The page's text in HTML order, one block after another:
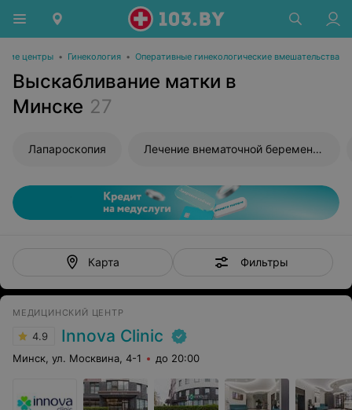
центры • Гинекология • Оперативные гинекологические вмешательства
Выскабливание матки в
Минске 27
Лапароскопия Лечение внематочной беременности
Карта Фильтры
МЕДИЦИНСКИЙ ЦЕНТР
4.9 Innova Clinic
Минск, ул. Москвина, 4-1 до 20:00